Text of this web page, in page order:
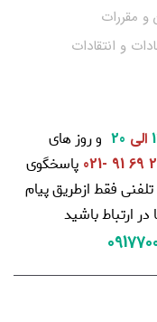
و مقررات
و انتقادات
الی
و روز های
پاسخگوی
فقط ازطریق پیام
ارتباط باشید